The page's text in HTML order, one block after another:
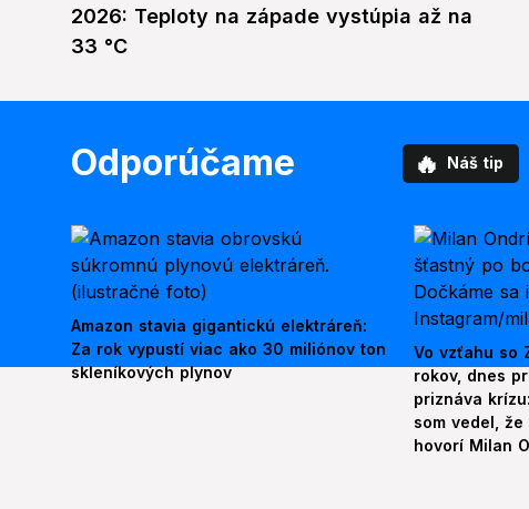
2026: Teploty na západe vystúpia až na
33 °C
Odporúčame 🔥 Náš tip
Amazon stavia gigantickú elektráreň:
Za rok vypustí viac ako 30 miliónov ton
skleníkových plynov
Vo vzťahu so
rokov, dnes
priznáva
som vedel, že
hovorí Milan